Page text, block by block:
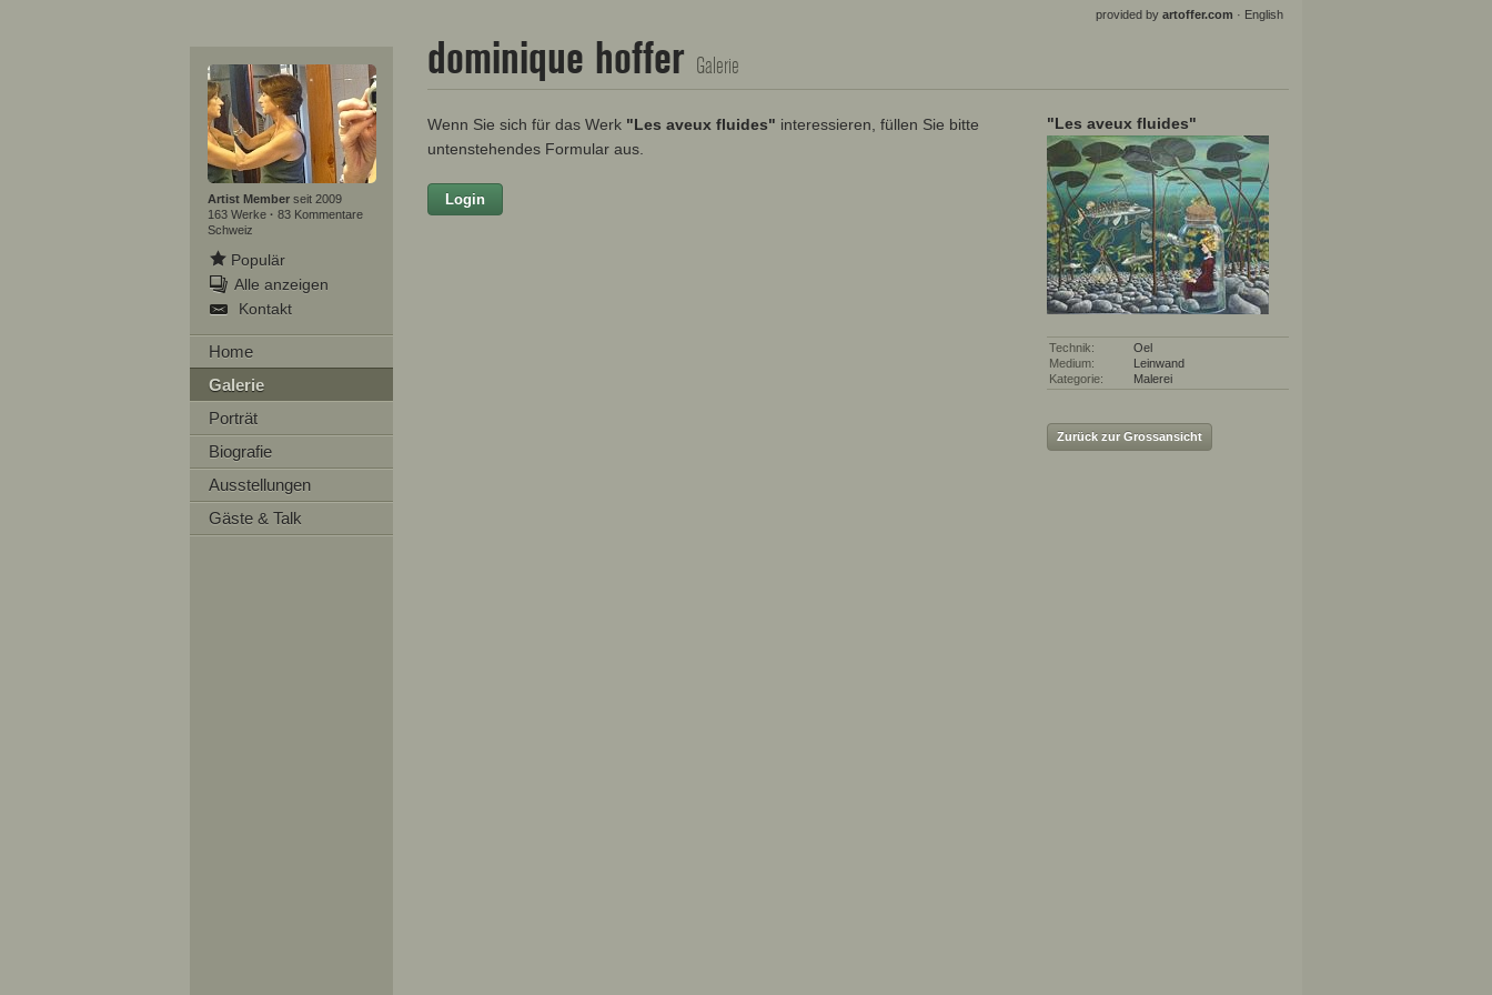
Artist Memberseit 2009
163 Werke · 83 Kommentare
Schweiz
Populär
Alle anzeigen
Kontakt
Home
Galerie
Porträt
Biografie
Ausstellungen
Gäste & Talk
provided by artoffer.com · English
dominique hoffer Galerie
Wenn Sie sich für das Werk "Les aveux fluides" interessieren, füllen Sie bitte
untenstehendes Formular aus.
Login
"Les aveux fluides"
Technik:
Oel
Medium:
Leinwand
Kategorie:
Malerei
Zurück zur Grossansicht